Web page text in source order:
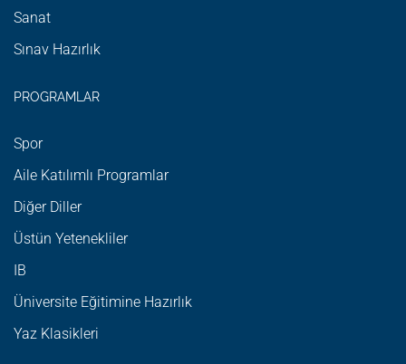
Sanat
Sınav Hazırlık
PROGRAMLAR
Spor
Aile Katılımlı Programlar
Diğer Diller
Üstün Yetenekliler
IB
Üniversite Eğitimine Hazırlık
Yaz Klasikleri